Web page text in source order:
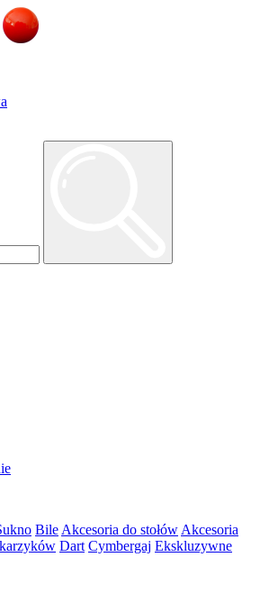
Bile Akcesoria do stołów Akcesoria
Dart Cymbergaj Ekskluzywne